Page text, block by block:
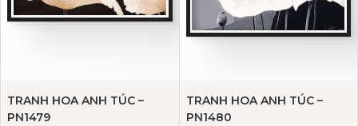
TRANH HOA ANH TÚC –
PN1479
TRANH HOA ANH TÚC –
PN1480